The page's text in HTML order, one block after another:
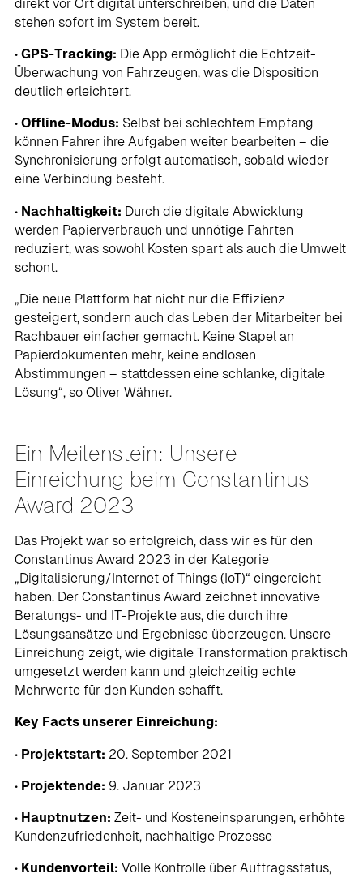
direkt vor Ort digital unterschreiben, und die Daten
stehen sofort im System bereit.
•GPS-Tracking: Die App ermöglicht die Echtzeit-
Überwachung von Fahrzeugen, was die Disposition
deutlich erleichtert.
•Offline-Modus: Selbst bei schlechtem Empfang
können Fahrer ihre Aufgaben weiter bearbeiten – die
Synchronisierung erfolgt automatisch, sobald wieder
eine Verbindung besteht.
• Nachhaltigkeit: Durch die digitale Abwicklung
werden Papierverbrauch und unnötige Fahrten
reduziert, was sowohl Kosten spart als auch die Umwelt
schont.
„Die neue Plattform hat nicht nur die Effizienz
gesteigert, sondern auch das Leben der Mitarbeiter bei
Rachbauer einfacher gemacht. Keine Stapel an
Papierdokumenten mehr, keine endlosen
Abstimmungen – stattdessen eine schlanke, digitale
Lösung“, so Oliver Wähner.
Ein Meilenstein: Unsere
Einreichung beim Constantinus
Award 2023
Das Projekt war so erfolgreich, dass wir es für den
Constantinus Award 2023 in der Kategorie
„Digitalisierung/Internet of Things (IoT)“ eingereicht
haben. Der Constantinus Award zeichnet innovative
Beratungs- und IT-Projekte aus, die durch ihre
Lösungsansätze und Ergebnisse überzeugen. Unsere
Einreichung zeigt, wie digitale Transformation praktisch
umgesetzt werden kann und gleichzeitig echte
Mehrwerte für den Kunden schafft.
Key Facts unserer Einreichung:
• Projektstart: 20. September 2021
• Projektende: 9. Januar 2023
• Hauptnutzen: Zeit- und Kosteneinsparungen, erhöhte
Kundenzufriedenheit, nachhaltige Prozesse
• Kundenvorteil: Volle Kontrolle über Auftragsstatus,